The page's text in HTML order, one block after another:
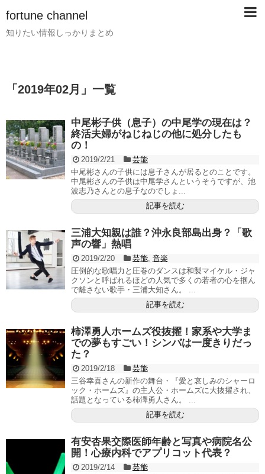
fortune channel
知りたい情報しっかりまとめ
「 2019年02月 」 一覧
中尾彬子供（息子）の中尾学の現在は？
終活夫婦がねじねじの他に処分したも
の！
2019/2/21
芸能
中尾彬さんの子供には息子さんが居るとのことです。
中尾彬さんの子供は中尾学さんというそうですが、池
波志乃さんとの息子なのでしょ...
記事を読む
三浦大知親は誰？沖永良部島出身？「歌
声の響」熱唱
2019/2/20 芸能, 音楽
圧倒的な歌唱力と圧巻のダンスは和製マイケル・ジャ
クソンと呼ばれるほどの人気で多くの若者の心を掴ん
で離さない歌手・三浦大知さん。 ...
記事を読む
柿澤勇人ホームズ役抜擢！家系や大学ま
での夢もすごい！シンバは一度きりだっ
た？
2019/2/18
芸能
三谷幸喜さんの新作の舞台・『愛と哀しみのシャーロ
ック・ホームズ』の主人公・ホームズに大抜擢され、
話題となっている柿澤勇人さん。 ...
記事を読む
有安杏果交際医師年齢と写真や病院名公
開！心療内科でアプリコット代表？
2019/2/14
芸能